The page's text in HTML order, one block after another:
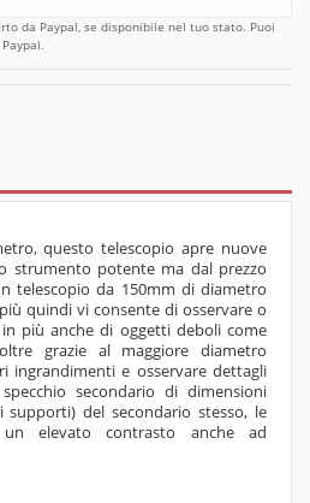
da Paypal, se disponibile nel tuo stato. Puoi
questo telescopio apre nuove
strumento potente ma dal prezzo
telescopio da 150mm di diametro
quindi vi consente di osservare o
più anche di oggetti deboli come
grazie al maggiore diametro
ingrandimenti e osservare dettagli
secondario di dimensioni
del secondario stesso, le
un elevato contrasto anche ad